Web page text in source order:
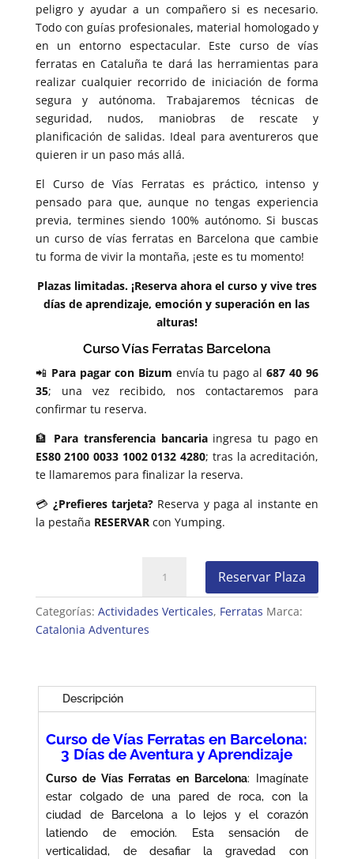
peligro y ayudar a un compañero si es necesario.
Todo con guías profesionales, material homologado y
en un entorno espectacular. Este curso de vías
ferratas en Cataluña te dará las herramientas para
realizar cualquier recorrido de iniciación de forma
segura y autónoma. Trabajaremos técnicas de
seguridad, nudos, maniobras de rescate y
planificación de salidas. Ideal para aventureros que
quieren ir un paso más allá.
El Curso de Vías Ferratas es práctico, intenso y
pensado para que, aunque no tengas experiencia
previa, termines siendo 100% autónomo. Si buscas
un curso de vías ferratas en Barcelona que cambie
tu forma de vivir la montaña, ¡este es tu momento!
Plazas limitadas. ¡Reserva ahora el curso y vive tres
días de aprendizaje, emoción y superación en las
alturas!
Curso Vías Ferratas Barcelona
📲 Para pagar con Bizum envía tu pago al687 40 96
35; una vez recibido, nos contactaremos para
confirmar tu reserva.
🏦 Para transferencia bancariaingresa tu pago en
ES80 2100 0033 1002 0132 4280; tras la acreditación,
te llamaremos para finalizar la reserva.
💳 ¿Prefieres tarjeta?Reserva y paga al instante en
la pestaña RESERVARcon Yumping.
Vías
Ferratas
en
Reservar Plaza
Categorías: Actividades Verticales, Ferratas Marca:
Catalonia Adventures
Descripción
Curso de Vías Ferratas en Barcelona:
3 Días de Aventura y Aprendizaje
Curso de Vías Ferratas en Barcelona: Imagínate
estar colgado de una pared de roca, con la
ciudad de Barcelona a lo lejos y el corazón
latiendo de emoción. Esta sensación de
verticalidad, de desafiar la gravedad con